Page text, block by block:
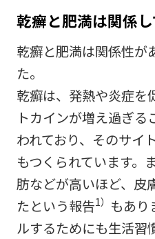
乾癬と肥満は関係
乾癬と肥満は関係性が
た。
乾癬は、発熱や炎症を
トカインが増え過ぎ
われており、そのサイ
もつくられています。
肪などが高いほど、皮
たという報告1） もあり
ルするためにも生活習